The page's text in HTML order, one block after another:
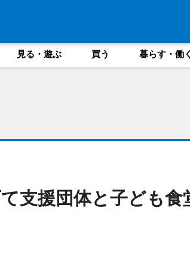
見る・遊ぶ 買う 暮らす・働く
支援団体と子ども食